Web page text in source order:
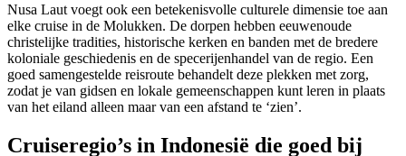
Nusa Laut voegt ook een betekenisvolle culturele dimensie toe aan
elke cruise in de Molukken. De dorpen hebben eeuwenoude
christelijke tradities, historische kerken en banden met de bredere
koloniale geschiedenis en de specerijenhandel van de regio. Een
goed samengestelde reisroute behandelt deze plekken met zorg,
zodat je van gidsen en lokale gemeenschappen kunt leren in plaats
van het eiland alleen maar van een afstand te ‘zien’.
Cruiseregio’s in Indonesië die goed bij